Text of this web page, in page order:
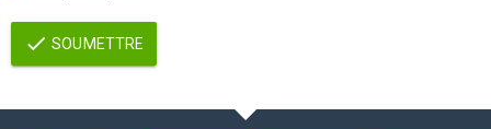
SOUMETTRE